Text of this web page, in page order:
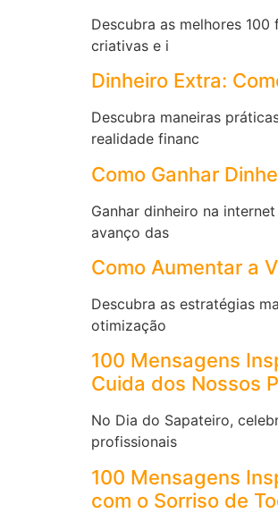
Descubra as melhores
criativas e i
Dinheiro Extra:
Descubra maneiras
realidade financ
Como Ganhar
Ganhar dinheiro na
avanço das
Como Aumentar a
Descubra as estratégias
otimização
100 Mensagens
Cuida dos Nossos
No Dia do Sapateiro,
profissionais
100 Mensagens
com o Sorriso de